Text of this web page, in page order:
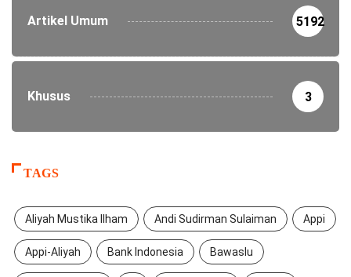
Artikel Umum 5192
Khusus 3
TAGS
Aliyah Mustika Ilham Andi Sudirman Sulaiman Appi
Appi-Aliyah Bank Indonesia Bawaslu